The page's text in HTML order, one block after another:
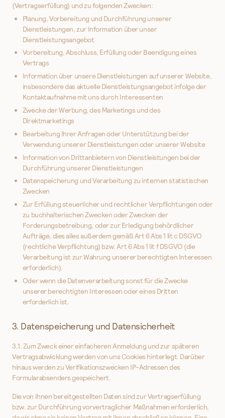
(Vertragserfüllung) und zu folgenden Zwecken:
Planung, Vorbereitung und Durchführung unserer
Dienstleistungen, zur Information über unser
Dienstleistungsangebot
Vorbereitung, Abschluss, Erfüllung oder Beendigung eines
Vertrags
Information über unsere Dienstleistungen auf unserer Website,
insbesondere das aktuelle Dienstleistungsangebot infolge der
Kontaktaufnahme mit uns durch Interessenten
Zwecke der Werbung, des Marketings und des
Direktmarketings
Bearbeitung Ihrer Anfragen oder Unterstützung bei der
Verwendung unserer Dienstleistungen oder unserer Website
Information von Drittanbietern von Dienstleistungen bei der
Durchführung unserer Dienstleistungen
Datenspeicherung und Verarbeitung zu internen statistischen
Zwecken
Zur Erfüllung steuerlicher und rechtlicher Verpflichtungen oder
zu buchhalterischen Zwecken oder Zwecken der
Forderungsbetreibung, oder zur Erledigung behördlicher
Aufträge, dies alles außerdem gemäß Art 6 Abs 1 lit c DSGVO
(rechtliche Verpflichtung) bzw. Art 6 Abs 1 lit f DSGVO (die
Verarbeitung ist zur Wahrung unserer berechtigten Interessen
erforderlich).
Oder wenn die Datenverarbeitung sonst für die Zwecke
unserer berechtigten Interessen oder eines Dritten
erforderlich ist.
3. Datenspeicherung und Datensicherheit
3.1. Zum Zweck einer einfacheren Anmeldung und zur späteren
Vertragsabwicklung werden von uns Cookies hinterlegt. Darüber
hinaus werden zu Verifikationszwecken IP-Adressen des
Formularabsenders gespeichert.
Die von Ihnen bereitgestellten Daten sind zur Vertragserfüllung
bzw. zur Durchführung vorvertraglicher Maßnahmen erforderlich,